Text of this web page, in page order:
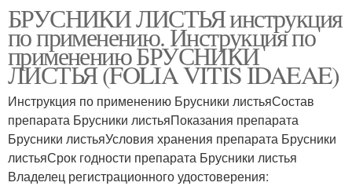
БРУСНИКИ ЛИСТЬЯ инструкция
по применению. Инструкция по
применению БРУСНИКИ
ЛИСТЬЯ (FOLIA VITIS IDAEAE)
Инструкция по применению Брусники листьяСостав
препарата Брусники листьяПоказания препарата
Брусники листьяУсловия хранения препарата Брусники
листьяСрок годности препарата Брусники листья
Владелец регистрационного удостоверения: